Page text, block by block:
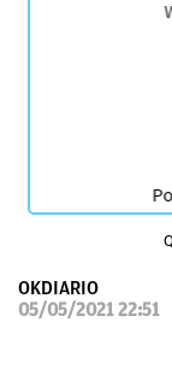
OKDIARIO
05/05/2021 22:51